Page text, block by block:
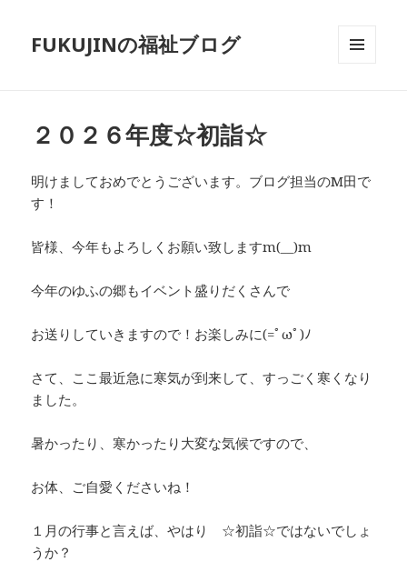
FUKUJINの福祉ブログ
２０２６年度☆初詣☆
明けましておめでとうございます。ブログ担当のM田で
す！
皆様、今年もよろしくお願い致しますm(__)m
今年のゆふの郷もイベント盛りだくさんで
お送りしていきますので！お楽しみに(=ﾟωﾟ)ﾉ
さて、ここ最近急に寒気が到来して、すっごく寒くなり
ました。
暑かったり、寒かったり大変な気候ですので、
お体、ご自愛くださいね！
１月の行事と言えば、やはり ☆初詣☆ではないでしょ
うか？